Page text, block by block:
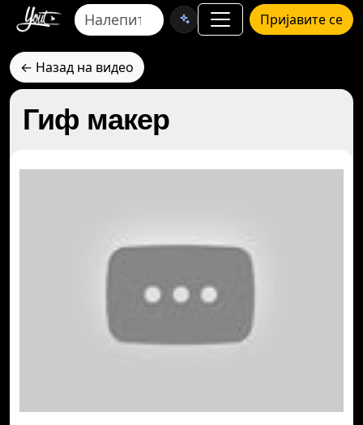
Пријавите се
← Назад на видео
Гиф макер